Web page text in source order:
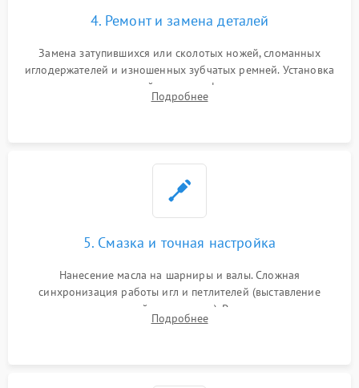
4. Ремонт и замена деталей
Замена затупившихся или сколотых ножей, сломанных
иглодержателей и изношенных зубчатых ремней. Установка
новых петлителей взамен деформированных.
Восстановление контактов в педали и цепях
Подробнее
5. Смазка и точная настройка
Нанесение масла на шарниры и валы. Сложная
синхронизация работы игл и петлителей (выставление
зазоров до сотых долей миллиметра). Регулировка прижима
ножей, ширины обметки и хода дифференциального
Подробнее